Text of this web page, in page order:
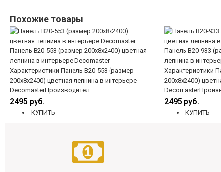
Похожие товары
Панель B20-553 (размер 200х8х2400) цветная
лепнина в интерьере Decomaster
Характеристики Панель B20-553 (размер
200х8х2400) цветная лепнина в интерьере
DecomasterПроизводител..
2495 руб.
КУПИТЬ
Панель B20-933
лепнина в
Характеристики
200х8х2400)
2495 руб.
КУПИТЬ